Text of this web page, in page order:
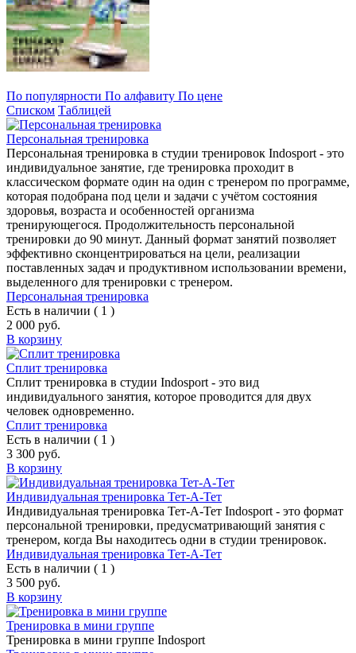
По популярности По алфавиту По цене
Списком Таблицей
Персональная тренировка
Персональная тренировка в студии тренировок Indosport - это
индивидуальное занятие, где тренировка проходит в
классическом формате один на один с тренером по программе,
которая подобрана под цели и задачи с учётом состояния
здоровья, возраста и особенностей организма
тренирующегося. Продолжительность персональной
тренировки до 90 минут. Данный формат занятий позволяет
эффективно сконцентрироваться на цели, реализации
поставленных задач и продуктивном использовании времени,
выделенного для тренировки с тренером.
Персональная тренировка
Есть в наличии ( 1 )
2 000 руб.
В корзину
Сплит тренировка
Сплит тренировка в студии Indosport - это вид
индивидуального занятия, которое проводится для двух
человек одновременно.
Сплит тренировка
Есть в наличии ( 1 )
3 300 руб.
В корзину
Индивидуальная тренировка Тет-А-Тет
Индивидуальная тренировка Тет-А-Тет Indosport - это формат
персональной тренировки, предусматривающий занятия с
тренером, когда Вы находитесь одни в студии тренировок.
Индивидуальная тренировка Тет-А-Тет
Есть в наличии ( 1 )
3 500 руб.
В корзину
Тренировка в мини группе
Тренировка в мини группе Indosport